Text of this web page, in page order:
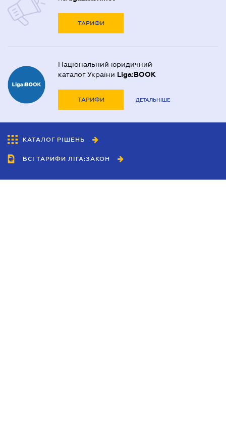
ТАРИФИ
Національний юридичний
каталог України Liga:BOOK
ТАРИФИ ДЕТАЛЬНІШЕ
КАТАЛОГ РІШЕНЬ
ВСІ ТАРИФИ ЛІГА:ЗАКОН